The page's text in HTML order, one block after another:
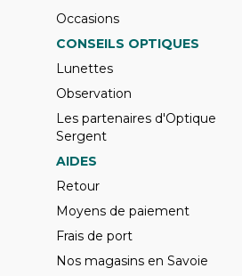
Occasions
CONSEILS OPTIQUES
Lunettes
Observation
Les partenaires d'Optique
Sergent
AIDES
Retour
Moyens de paiement
Frais de port
Nos magasins en Savoie